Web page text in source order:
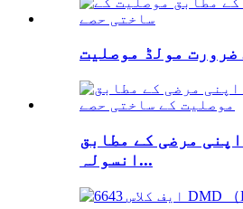
اپنی مرضی کے مطابق CNC مشینی
انسولہ...